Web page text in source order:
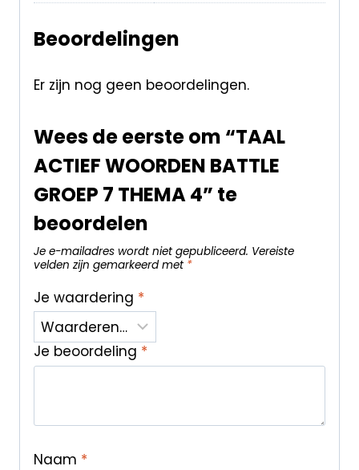
Beoordelingen
Er zijn nog geen beoordelingen.
Wees de eerste om “TAAL
ACTIEF WOORDEN BATTLE
GROEP 7 THEMA 4” te
beoordelen
Je e-mailadres wordt niet gepubliceerd. Vereiste
velden zijn gemarkeerd met *
Je waardering *
Je beoordeling *
Naam *